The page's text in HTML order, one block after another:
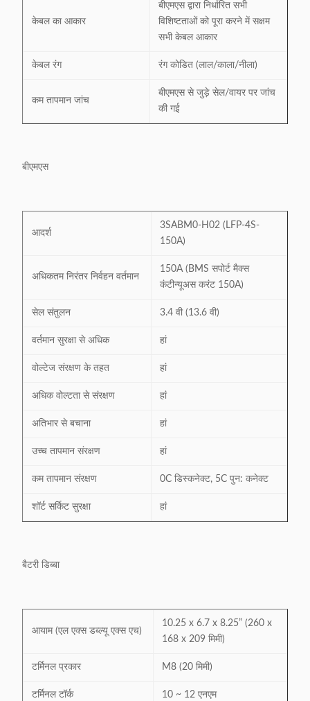
केबल का आकार
बीएमएस द्वारा निर्धारित सभी
विशिष्टताओं को पूरा करने में सक्षम
सभी केबल आकार
केबल रंग रंग कोडित (लाल/काला/नीला)
कम तापमान जांच
बीएमएस से जुड़े सेल/वायर पर जांच
की गई
बीएमएस
आदर्श
3SABM0-H02 (LFP-4S-
150A)
अधिकतम निरंतर निर्वहन वर्तमान
150A (BMS सपोर्ट मैक्स
कंटीन्यूअस करंट 150A)
सेल संतुलन 3.4 वी (13.6 वी)
वर्तमान सुरक्षा से अधिक हां
वोल्टेज संरक्षण के तहत हां
अधिक वोल्टता से संरक्षण हां
अतिभार से बचाना हां
उच्च तापमान संरक्षण हां
कम तापमान संरक्षण 0C डिस्कनेक्ट, 5C पुन: कनेक्ट
शॉर्ट सर्किट सुरक्षा हां
बैटरी डिब्बा
आयाम (एल एक्स डब्ल्यू एक्स एच)
10.25 x 6.7 x 8.25” (260 x
168 x 209 मिमी)
टर्मिनल प्रकार M8 (20 मिमी)
टर्मिनल टॉर्क 10 ~ 12 एनएम